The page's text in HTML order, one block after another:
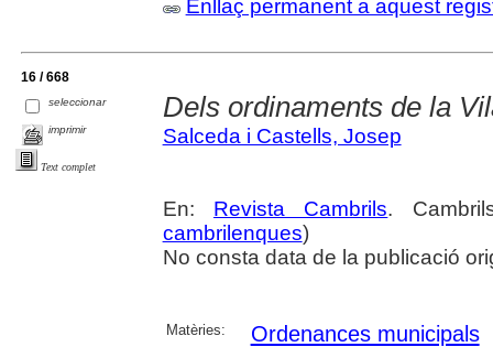
Enllaç permanent a aquest
16 / 668
seleccionar
imprimir
Text complet
Dels ordinaments de la
Salceda i Castells, Josep
En: Revista Cambrils.
cambrilenques)
No consta data de la publicació
Matèries: Ordenances municipals